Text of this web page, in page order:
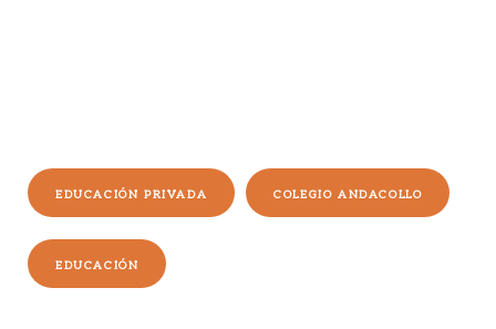
EDUCACIÓN PRIVADA COLEGIO ANDACOLLO
EDUCACIÓN